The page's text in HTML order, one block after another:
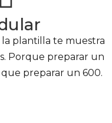
la plantilla te muestra
Porque preparar un
preparar un 600.